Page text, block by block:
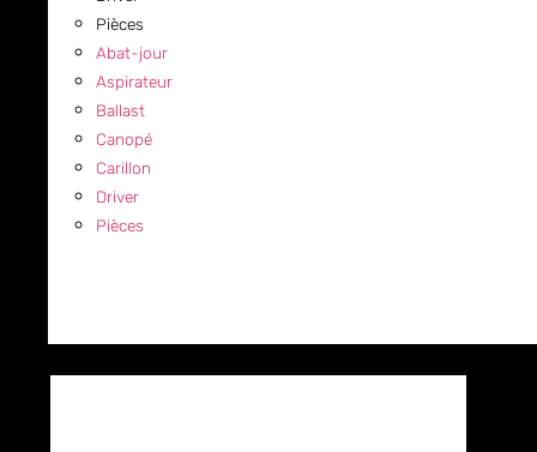
Pièces
Abat-jour
Aspirateur
Ballast
Canopé
Carillon
Driver
Pièces